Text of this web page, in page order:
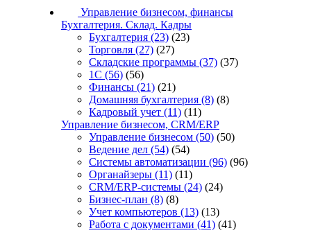
Управление бизнесом, финансы
Бухгалтерия. Склад. Кадры
Бухгалтерия (23) (23)
Торговля (27) (27)
Складские программы (37) (37)
1С (56) (56)
Финансы (21) (21)
Домашняя бухгалтерия (8) (8)
Кадровый учет (11) (11)
Управление бизнесом, CRM/ERP
Управление бизнесом (50) (50)
Ведение дел (54) (54)
Системы автоматизации (96) (96)
Органайзеры (11) (11)
CRM/ERP-системы (24) (24)
Бизнес-план (8) (8)
Учет компьютеров (13) (13)
Работа с документами (41) (41)